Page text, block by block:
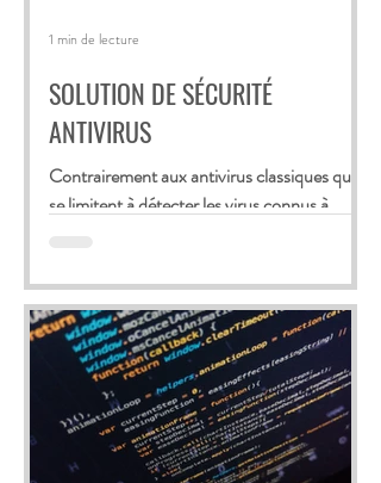
SOLUTION DE SÉCURITÉ
ANTIVIRUS
Contrairement aux antivirus classiques qui
se limitent à détecter les virus connus à
1 min de lecture